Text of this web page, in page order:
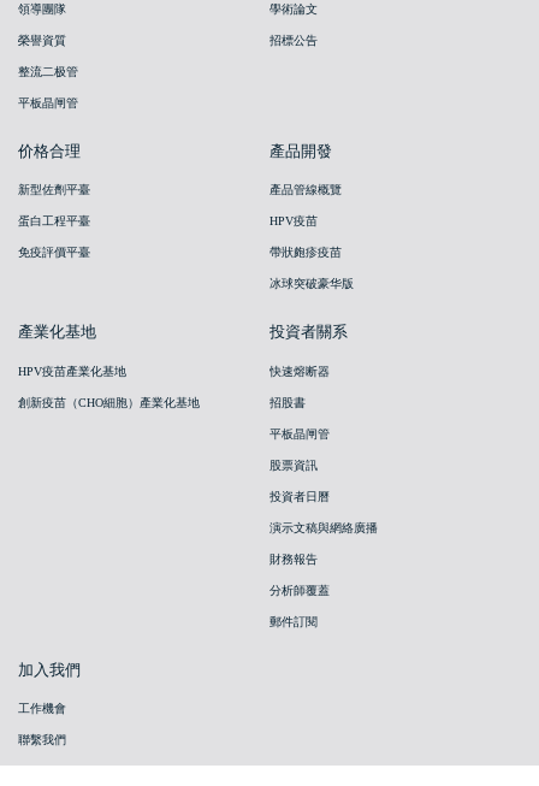
領導團隊
榮譽資質
整流二极管
平板晶闸管
學術論文
招標公告
价格合理
新型佐劑平臺
蛋白工程平臺
免疫評價平臺
產品開發
產品管線概覽
HPV疫苗
帶狀皰疹疫苗
冰球突破豪华版
產業化基地
HPV疫苗產業化基地
創新疫苗（CHO細胞）產業化基地
投資者關系
快速熔断器
招股書
平板晶闸管
股票資訊
投資者日曆
演示文稿與網絡廣播
財務報告
分析師覆蓋
郵件訂閱
加入我們
工作機會
聯繫我們